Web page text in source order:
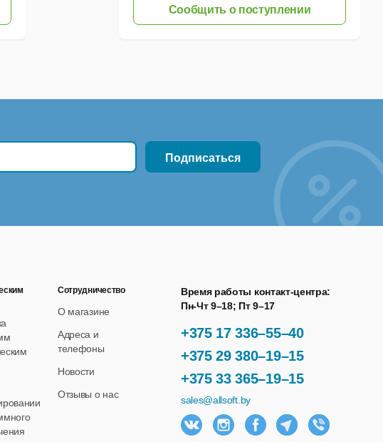
Сообщить о поступлении
+375 17 336–55–40
+375 29 380–19–15
+375 33 365–19–15
Время работы контакт-центра:
Пн-Чт 9–18; Пт 9–17
sales@allsoft.by
Сотрудничество
О магазине
Адреса и
телефоны
Новости
Отзывы о нас